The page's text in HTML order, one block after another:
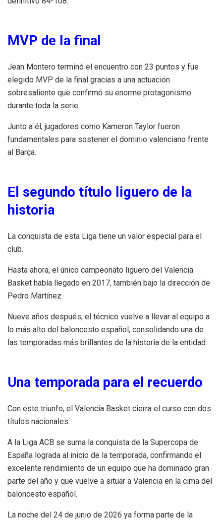
MVP de la final
Jean Montero terminó el encuentro con 23 puntos y fue
elegido MVP de la final gracias a una actuación
sobresaliente que confirmó su enorme protagonismo
durante toda la serie.
Junto a él, jugadores como Kameron Taylor fueron
fundamentales para sostener el dominio valenciano frente
al Barça.
El segundo título liguero de la
historia
La conquista de esta Liga tiene un valor especial para el
club.
Hasta ahora, el único campeonato liguero del Valencia
Basket había llegado en 2017, también bajo la dirección de
Pedro Martínez.
Nueve años después, el técnico vuelve a llevar al equipo a
lo más alto del baloncesto español, consolidando una de
las temporadas más brillantes de la historia de la entidad.
Una temporada para el recuerdo
Con este triunfo, el Valencia Basket cierra el curso con dos
títulos nacionales.
A la Liga ACB se suma la conquista de la Supercopa de
España lograda al inicio de la temporada, confirmando el
excelente rendimiento de un equipo que ha dominado gran
parte del año y que vuelve a situar a Valencia en la cima del
baloncesto español.
La noche del 24 de junio de 2026 ya forma parte de la